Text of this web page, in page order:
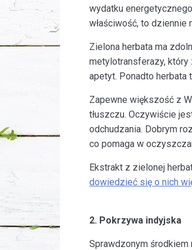
wydatku
właściwość, to
Zielona herbata ma
metylotransferazy, który
apetyt. Ponadto herbata
Zapewne większość z
tłuszczu. Oczywiście
odchudzania. Dobrym
co pomaga w
Ekstrakt z zielonej
dowiedzieć się o nich
2. Pokrzywa indyjska
Sprawdzonym środkiem